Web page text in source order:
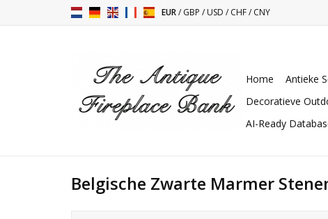
EUR/GBP /USD /CHF/CNY
Home Antieke
Decoratieve
AI-Ready
Belgische Zwarte Marmer